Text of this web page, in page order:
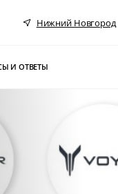
Нижний Новгород
И ОТВЕТЫ